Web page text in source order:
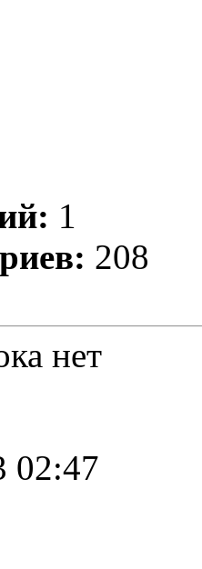
1
208
нет
02:47